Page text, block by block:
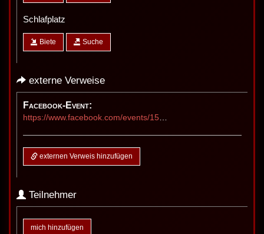
Schlafplatz
Biete Suche
externe Verweise
Facebook-Event:
https://www.facebook.com/events/1506819377686629
externen Verweis hinzufügen
Teilnehmer
mich hinzufügen